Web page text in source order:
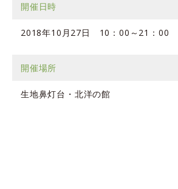
開催日時
2018年10月27日 10：00～21：00
開催場所
生地鼻灯台・北洋の館